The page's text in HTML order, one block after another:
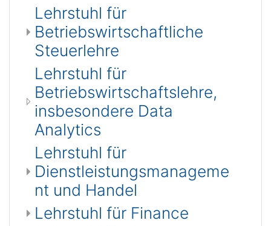
Lehrstuhl für
Betriebswirtschaftliche
Steuerlehre
Lehrstuhl für
Betriebswirtschaftslehre,
insbesondere Data
Analytics
Lehrstuhl für
Dienstleistungsmanageme
nt und Handel
Lehrstuhl für Finance